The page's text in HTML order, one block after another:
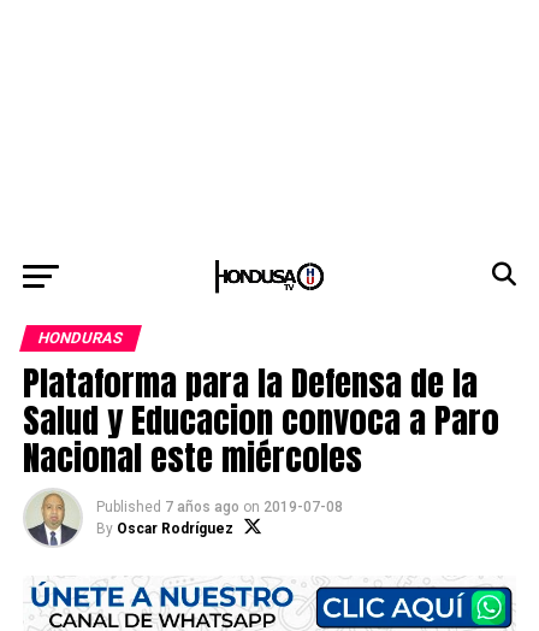
HONDURAS
Plataforma para la Defensa de la
Salud y Educacion convoca a Paro
Nacional este miércoles
Published 7 años ago on 2019-07-08
By Oscar Rodríguez